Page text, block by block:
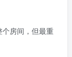
个房间，但最重